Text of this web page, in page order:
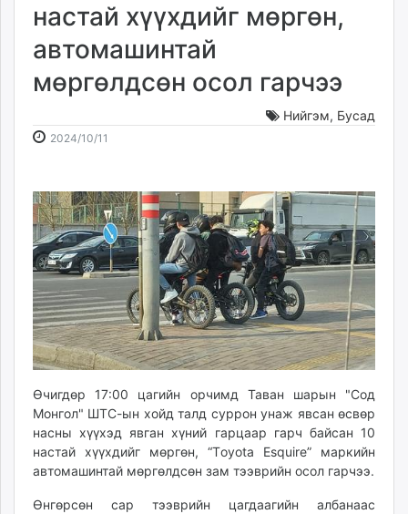
dorgio.mn
Gogo.mn
news.mn
Baabar.mn
mnb.mn
Livetv.mn
Eguur.mn
24tsag.mn
shuud.mn
eagle.mn
ergelt.mn
zarig.mn
today.mn
zuv.mn
mminfo.mn
ugluu.mn
urlag.mn
unen.mn
настай хүүхдийг мөргөн,
автомашинтай
мөргөлдсөн осол гарчээ
Нийгэм, Бусад
2024/10/11
11:43:55
21:29:04
Өчигдөр 17:00 цагийн орчимд Таван шарын "Сод
Монгол" ШТС-ын хойд талд суррон унаж явсан өсвөр
насны хүүхэд явган хүний гарцаар гарч байсан 10
настай хүүхдийг мөргөн, “Тoyota Esquire” маркийн
автомашинтай мөргөлдсөн зам тээврийн осол гарчээ.
Өнгөрсөн сар тээврийн цагдаагийн албанаас